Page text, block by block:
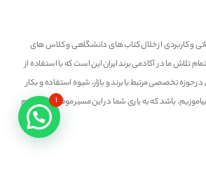
و کاربردی از خلال کتاب های دانشگاهی و کلاس های
تلاش ما در آکادمی برند ایران این است که با استفاده از
در حوزه تخصصی مرتبط با برند و بازار، شیوه استفاده و بکار
باشد که به یاری شما در این مسیر موفق عمل کنیم
۱